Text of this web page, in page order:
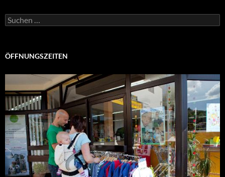
Suchen
nach:
ÖFFNUNGSZEITEN